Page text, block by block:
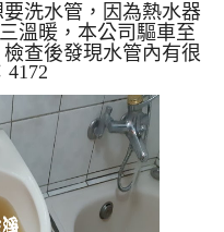
洗水管，因為熱水器
溫暖，本公司驅車至
查後發現水管內有很
，本公司架起 高周波
管，等候約15分鐘，
模式，把水管內的污垢
水呈棕綠色，看起來
綠色泥水，如下圖及
才20年，水管就藏這
管老化，會產生鐵鏽
出...
4172